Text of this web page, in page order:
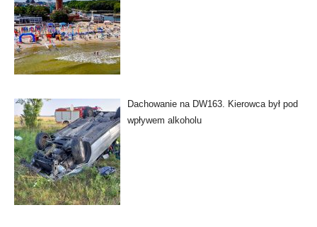
Dachowanie na DW163. Kierowca był pod
wpływem alkoholu